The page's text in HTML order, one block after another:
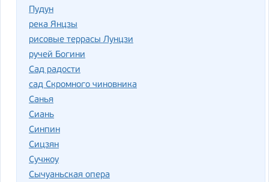
Пудун
река Янцзы
рисовые террасы Лунцзи
ручей Богини
Сад радости
сад Скромного чиновника
Санья
Сиань
Синпин
Сицзян
Сучжоу
Сычуаньская опера